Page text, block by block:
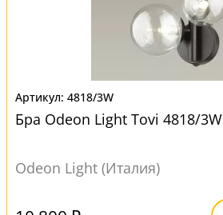
4818/3W
Бра Odeon Light Tovi 4818/3W
Odeon Light (Италия)